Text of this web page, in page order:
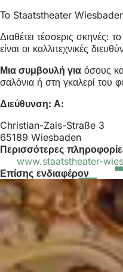
Το Staatstheater Wiesbaden
Διαθέτει τέσσερις
είναι οι καλλιτεχνικές
Μια συμβουλή για όσους
σαλόνια ή στη γκαλερί του
Διεύθυνση: Α:
Christian-Zais-Straße 3
65189 Wiesbaden
Περισσότερες
www.staatstheater-
Επίσης ενδιαφέρον